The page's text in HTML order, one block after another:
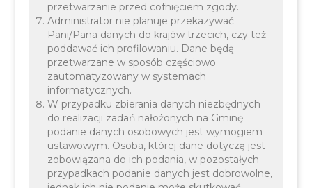
Urząd Gminy Liszki
ul. Mały Rynek 2, 32-
060 Liszki
poniedziałek: 8:00-17:00
12 280 62
34
ug@liszki.pl
przetwarzanie przed cofnięciem zgody.
Administrator nie planuje przekazywać
Pani/Pana danych do krajów trzecich, czy też
poddawać ich profilowaniu. Dane będą
przetwarzane w sposób częściowo
zautomatyzowany w systemach
informatycznych.
W przypadku zbierania danych niezbędnych
do realizacji zadań nałożonych na Gminę
podanie danych osobowych jest wymogiem
ustawowym. Osoba, której dane dotyczą jest
zobowiązana do ich podania, w pozostałych
przypadkach podanie danych jest dobrowolne,